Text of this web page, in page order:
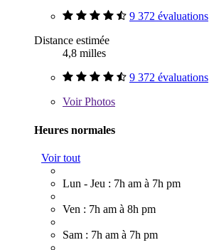
9 372 évaluations
Distance estimée
4,8 milles
9 372 évaluations
VoirPhotos
Heures normales
Voir tout
Lun - Jeu : 7h am à 7h pm
Ven : 7h am à 8h pm
Sam : 7h am à 7h pm